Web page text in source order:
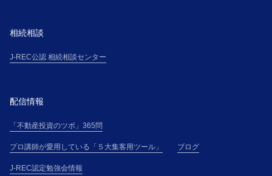
相続相談
J-REC公認 相続相談センター
配信情報
「不動産投資のツボ」365問
プロ講師が愛用している「５大集客用ツール」 ブログ
J-REC認定勉強会情報